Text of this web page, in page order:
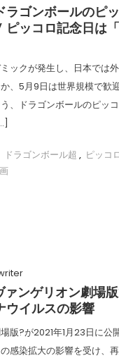
ラゴンボールのピ
ッコロ記念日は
ックが発生し、日本では
、5月9日は世界規模で歓
、ドラゴンボールのピッ
ドラゴンボール超 , ピッコ
ァンゲリオン劇場
ウイルスの影響
版?が2021年1月23日に公
感染拡大の影響を受け、